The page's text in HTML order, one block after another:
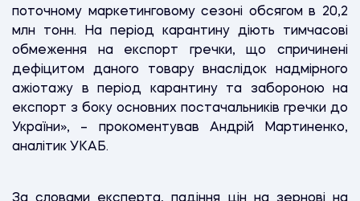
поточному маркетинговому сезоні обсягом в 20,2
млн тонн. На період карантину діють тимчасові
обмеження на експорт гречки, що спричинені
дефіцитом даного товару внаслідок надмірного
ажіотажу в період карантину та забороною на
експорт з боку основних постачальників гречки до
України», – прокоментував Андрій Мартиненко,
аналітик УКАБ.
За словами експерта, падіння цін на зернові на